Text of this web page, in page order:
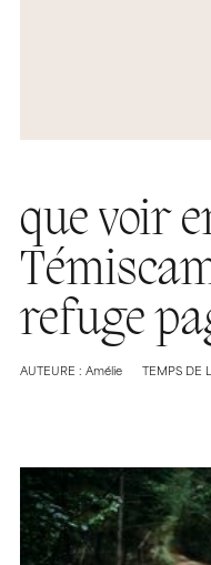
que voir
refuge
AUTEURE : Amélie TEMPS DE